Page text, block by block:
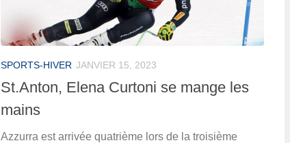
SPORTS-HIVER JANVIER 15, 2023
St.Anton, Elena Curtoni se mange les
mains
Azzurra est arrivée quatrième lors de la troisième